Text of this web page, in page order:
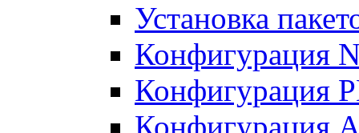
Установка
Конфигурация
Конфигурация